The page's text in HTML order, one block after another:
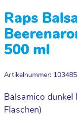
Raps
500 ml
Artikelnummer: 103485
Balsamico dunkel
Flaschen)